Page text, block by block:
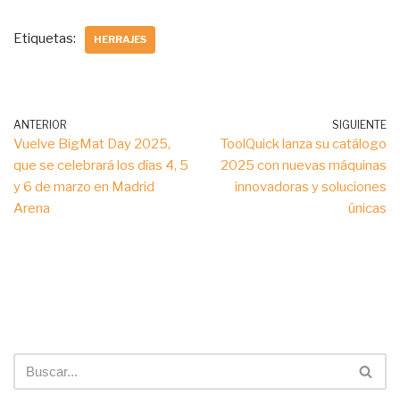
Etiquetas: HERRAJES
ANTERIOR
Vuelve BigMat Day 2025,
que se celebrará los días 4, 5
y 6 de marzo en Madrid
Arena
SIGUIENTE
ToolQuick lanza su catálogo
2025 con nuevas máquinas
innovadoras y soluciones
únicas